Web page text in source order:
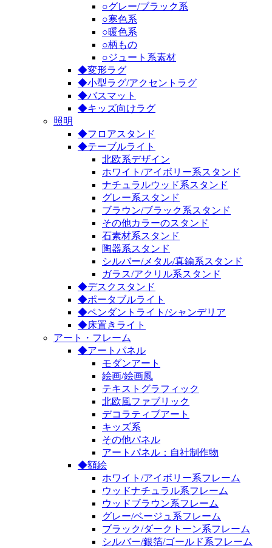
○グレー/ブラック系
○寒色系
○暖色系
○柄もの
○ジュート系素材
◆変形ラグ
◆小型ラグ/アクセントラグ
◆バスマット
◆キッズ向けラグ
照明
◆フロアスタンド
◆テーブルライト
北欧系デザイン
ホワイト/アイボリー系スタンド
ナチュラルウッド系スタンド
グレー系スタンド
ブラウン/ブラック系スタンド
その他カラーのスタンド
石素材系スタンド
陶器系スタンド
シルバー/メタル/真鍮系スタンド
ガラス/アクリル系スタンド
◆デスクスタンド
◆ポータブルライト
◆ペンダントライト/シャンデリア
◆床置きライト
アート・フレーム
◆アートパネル
モダンアート
絵画/絵画風
テキストグラフィック
北欧風ファブリック
デコラティブアート
キッズ系
その他パネル
アートパネル：自社制作物
◆額絵
ホワイト/アイボリー系フレーム
ウッドナチュラル系フレーム
ウッドブラウン系フレーム
グレー/ベージュ系フレーム
ブラック/ダークトーン系フレーム
シルバー/銀箔/ゴールド系フレーム